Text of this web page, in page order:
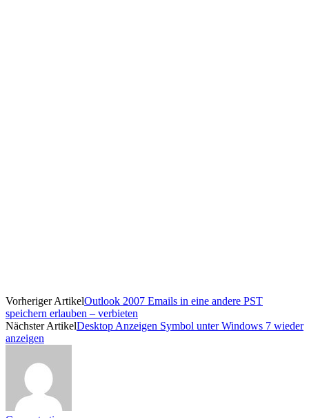
Vorheriger ArtikelOutlook 2007 Emails in eine andere PST
speichern erlauben – verbieten
Nächster ArtikelDesktop Anzeigen Symbol unter Windows 7 wieder
anzeigen